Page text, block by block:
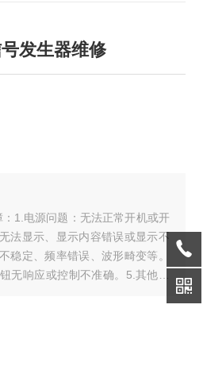
发生器维修
1.电源问题：无法正常开机或开
法显示、显示内容错误或显示不
稳定、频率错误、波形畸变等。
无响应或控制不准确。5.其他常